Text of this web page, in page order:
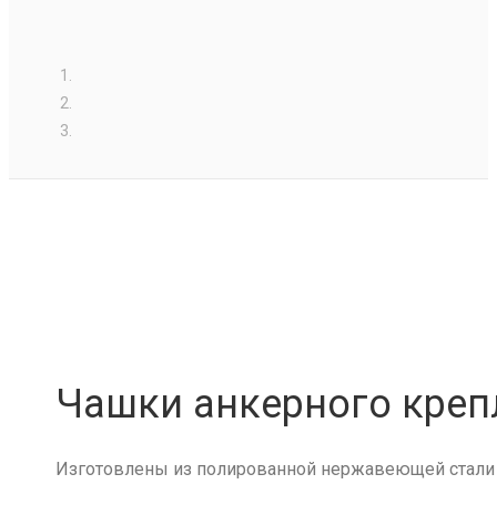
Чашки анкерного
Изготовлены из полированной нержавеющей